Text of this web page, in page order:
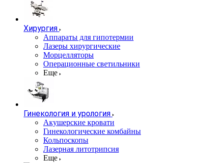
Хирургия
Аппараты для гипотермии
Лазеры хирургические
Морцелляторы
Операционные светильники
Еще
Гинекология и урология
Акушерские кровати
Гинекологические комбайны
Кольпоскопы
Лазерная литотрипсия
Еще